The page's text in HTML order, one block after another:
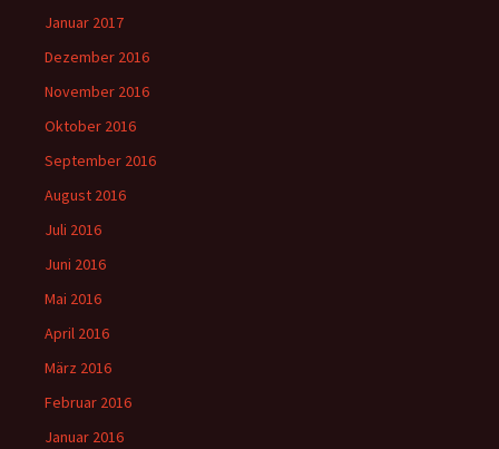
Januar 2017
Dezember 2016
November 2016
Oktober 2016
September 2016
August 2016
Juli 2016
Juni 2016
Mai 2016
April 2016
März 2016
Februar 2016
Januar 2016